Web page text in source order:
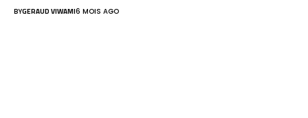
BYGERAUD VIWAMI6 MOIS AGO